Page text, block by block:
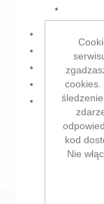
cookies.
kod
Nie